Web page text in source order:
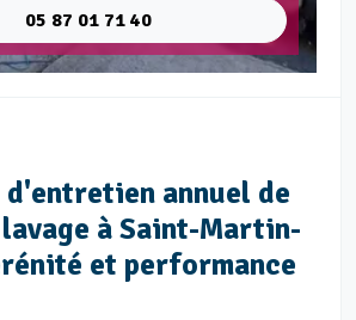
05 87 01 71 40
annuel de
à Saint-Martin-
et performance